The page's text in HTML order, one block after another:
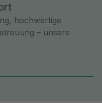
hochwertige
– unsere